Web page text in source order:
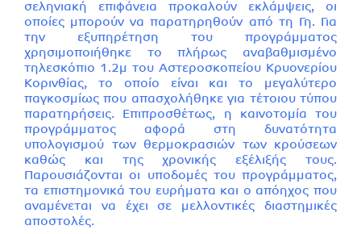
σεληνιακή επιφάνεια προκαλούν εκλάμψεις, οι
οποίες μπορούν να παρατηρηθούν από τη Γη. Για
την εξυπηρέτηση του προγράμματος
χρησιμοποιήθηκε το πλήρως αναβαθμισμένο
τηλεσκόπιο 1.2μ του Αστεροσκοπείου Κρυονερίου
Κορινθίας, το οποίο είναι και το μεγαλύτερο
παγκοσμίως που απασχολήθηκε για τέτοιου τύπου
παρατηρήσεις. Επιπροσθέτως, η καινοτομία του
προγράμματος αφορά στη δυνατότητα
υπολογισμού των θερμοκρασιών των κρούσεων
καθώς και της χρονικής εξέλιξής τους.
Παρουσιάζονται οι υποδομές του προγράμματος,
τα επιστημονικά του ευρήματα και ο απόηχος που
αναμένεται να έχει σε μελλοντικές διαστημικές
αποστολές.